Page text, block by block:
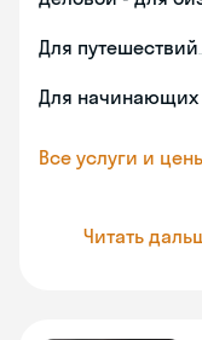
Для путешествий
Для
Все услуги и
Читать